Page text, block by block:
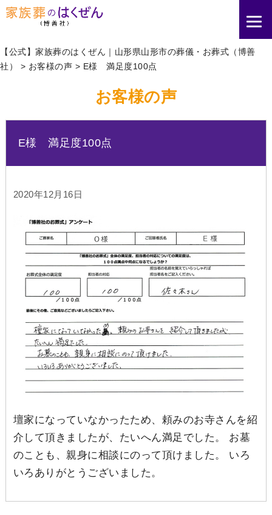
【公式】家族葬のはくぜん｜山形県山形市の葬儀・お葬式（博善
社）
> お客様の声 > E様 満足度100点
お客様の声
E様 満足度100点
2020年12月16日
壇家になっていなかったため、頼みのお寺さんを紹
介して頂きましたが、たいへん満足でした。 お墓
のことも、親身に相談にのって頂けました。 いろ
いろありがとうございました。